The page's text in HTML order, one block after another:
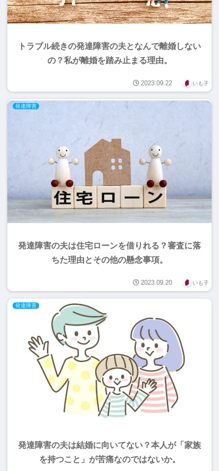
トラブル続きの発達障害の夫となんで離婚しない
の？私が離婚を踏み止まる理由。
2023.09.22 いも子
発達障害
発達障害の夫は住宅ローンを借りれる？審査に落
ちた理由とその他の懸念事項。
2023.09.20 いも子
発達障害
発達障害の夫は結婚に向いてない？本人が「家族
を持つこと」が苦痛なのではないか。